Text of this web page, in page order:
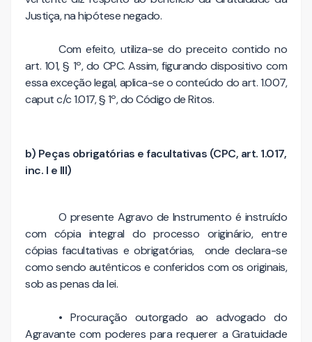
Justiça, na hipótese negado.
Com efeito, utiliza-se do preceito contido no
art. 101, § 1º, do CPC. Assim, figurando dispositivo com
essa exceção legal, aplica-se o conteúdo do art. 1.007,
caput c/c 1.017, § 1º, do Código de Ritos.
b) Peças obrigatórias e facultativas (CPC, art. 1.017,
inc. I e III)
O presente Agravo de Instrumento é instruído
com cópia integral do processo originário, entre
cópias facultativas e obrigatórias, onde declara-se
como sendo autênticos e conferidos com os originais,
sob as penas da lei.
• Procuração outorgado ao advogado do
Agravante com poderes para requerer a Gratuidade